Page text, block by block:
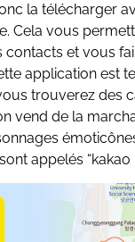
la télécharger
Cela vous
contacts et vous
application est
trouverez des
vend de la
appelés “kakao